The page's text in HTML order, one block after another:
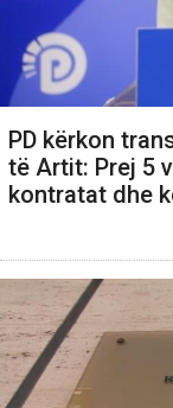
PD kërkon
të Artit: Prej 5
kontratat dhe